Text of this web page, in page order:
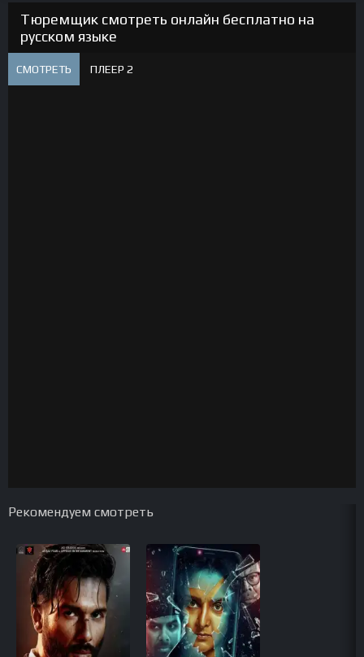
Тюремщик смотреть онлайн бесплатно на
русском языке
СМОТРЕТЬ ПЛЕЕР 2
Рекомендуем смотреть